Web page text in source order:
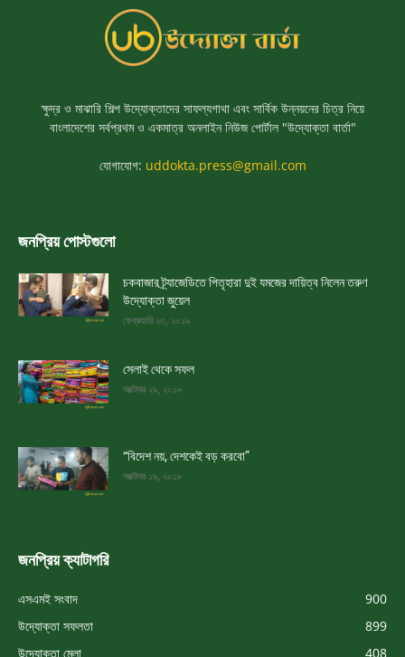
ক্ষুদ্র ও মাঝারি শিল্প উদ্যোক্তাদের সাফল্যগাথা এবং সার্বিক উন্নয়নের চিত্র নিয়ে
বাংলাদেশের সর্বপ্রথম ও একমাত্র অনলাইন নিউজ পোর্টাল "উদ্যোক্তা বার্তা"
যোগাযোগ: uddokta.press@gmail.com
জনপ্রিয় পোস্টগুলো
চকবাজার ট্র্যাজেডিতে পিতৃহারা দুই যমজের দায়িত্ব নিলেন তরুণ
উদ্যোক্তা জুয়েল
ফেব্রুয়ারি ২৩, ২০১৯
সেলাই থেকে সফল
অক্টোবর ২৯, ২০১৮
“বিদেশ নয়, দেশকেই বড় করবো”
অক্টোবর ১৯, ২০১৮
জনপ্রিয় ক্যাটাগরি
এসএমই সংবাদ
900
উদ্যোক্তা সফলতা
899
উদ্যোক্তা মেলা
408